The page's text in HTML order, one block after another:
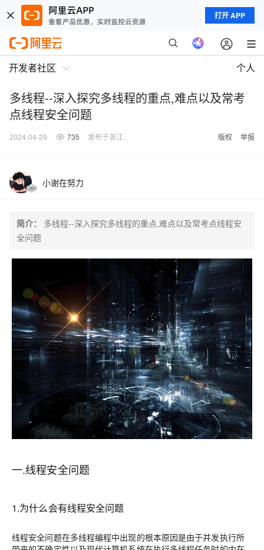
打开 APP
开发者社区 个人
多线程--深入探究多线程的重点,难点以及常考
点线程安全问题
2024-04-29 735 发布于浙江 版权 举报
小谢在努力
简介：
多线程--深入探究多线程的重点,难点以及常考点线程安
全问题
一.线程安全问题
1.为什么会有线程安全问题
线程安全问题在多线程编程中出现的根本原因是由于并发执行所